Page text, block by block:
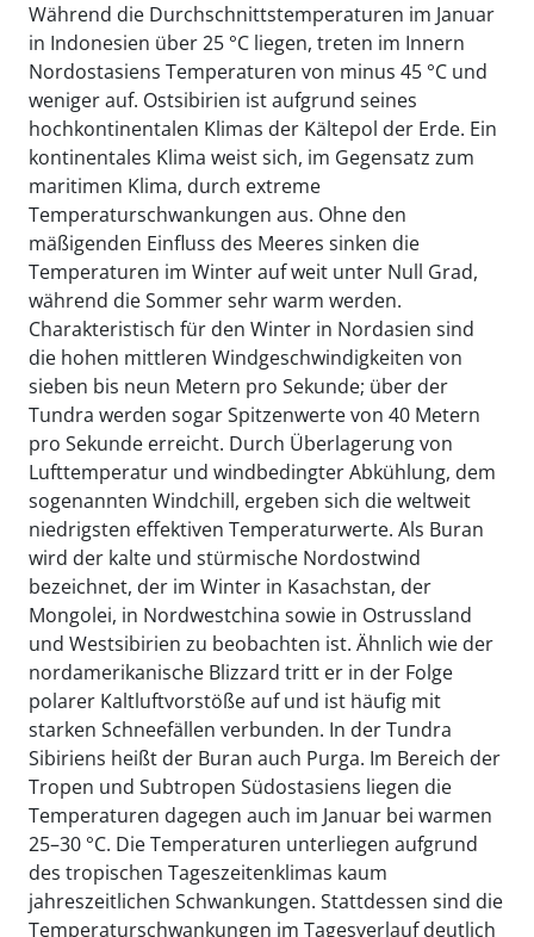
Während die Durchschnittstemperaturen im Januar
in Indonesien über 25 °C liegen, treten im Innern
Nordostasiens Temperaturen von minus 45 °C und
weniger auf. Ostsibirien ist aufgrund seines
hochkontinentalen Klimas der Kältepol der Erde. Ein
kontinentales Klima weist sich, im Gegensatz zum
maritimen Klima, durch extreme
Temperaturschwankungen aus. Ohne den
mäßigenden Einfluss des Meeres sinken die
Temperaturen im Winter auf weit unter Null Grad,
während die Sommer sehr warm werden.
Charakteristisch für den Winter in Nordasien sind
die hohen mittleren Windgeschwindigkeiten von
sieben bis neun Metern pro Sekunde; über der
Tundra werden sogar Spitzenwerte von 40 Metern
pro Sekunde erreicht. Durch Überlagerung von
Lufttemperatur und windbedingter Abkühlung, dem
sogenannten Windchill, ergeben sich die weltweit
niedrigsten effektiven Temperaturwerte. Als Buran
wird der kalte und stürmische Nordostwind
bezeichnet, der im Winter in Kasachstan, der
Mongolei, in Nordwestchina sowie in Ostrussland
und Westsibirien zu beobachten ist. Ähnlich wie der
nordamerikanische Blizzard tritt er in der Folge
polarer Kaltluftvorstöße auf und ist häufig mit
starken Schneefällen verbunden. In der Tundra
Sibiriens heißt der Buran auch Purga. Im Bereich der
Tropen und Subtropen Südostasiens liegen die
Temperaturen dagegen auch im Januar bei warmen
25–30 °C. Die Temperaturen unterliegen aufgrund
des tropischen Tageszeitenklimas kaum
jahreszeitlichen Schwankungen. Stattdessen sind die
Temperaturschwankungen im Tagesverlauf deutlich